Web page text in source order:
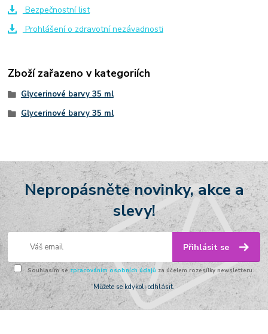
Bezpečnostní list
Prohlášení o zdravotní nezávadnosti
Zboží zařazeno v kategoriích
Glycerinové barvy 35 ml
Glycerinové barvy 35 ml
Nepropásněte novinky, akce a
slevy!
Přihlásit se
Souhlasím se zpracováním osobních údajů za účelem rozesílky newsletteru.
Můžete se kdykoli odhlásit.